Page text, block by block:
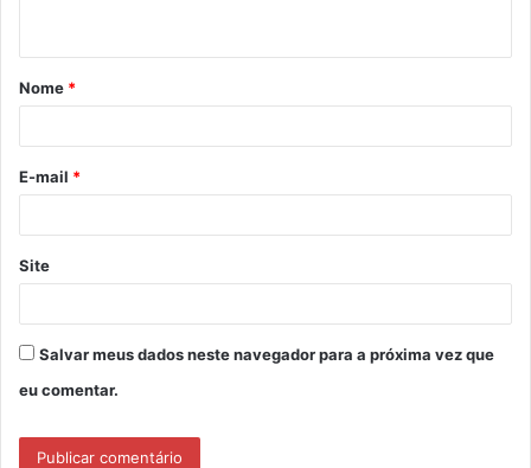
á
r
*
Nome *
E-mail *
Site
Salvar meus dados neste navegador para a próxima vez que
eu comentar.